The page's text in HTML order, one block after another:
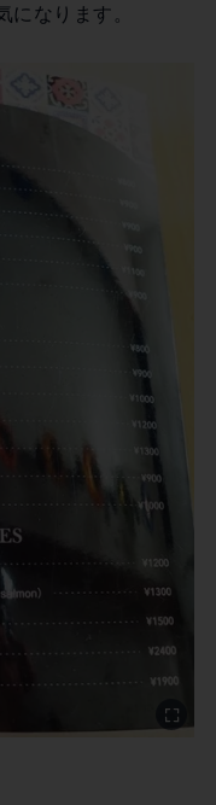
になります。